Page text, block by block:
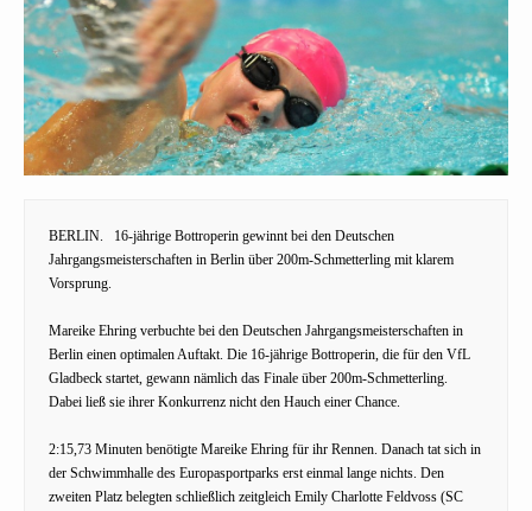
BERLIN.
16-jährige Bottroperin gewinnt bei den Deutschen
Jahrgangsmeisterschaften in Berlin über 200m-Schmetterling mit klarem
Vorsprung.
Mareike Ehring verbuchte bei den Deutschen Jahrgangsmeisterschaften in
Berlin einen optimalen Auftakt. Die 16-jährige Bottroperin, die für den VfL
Gladbeck startet, gewann nämlich das Finale über 200m-Schmetterling.
Dabei ließ sie ihrer Konkurrenz nicht den Hauch einer Chance.
2:15,73 Minuten benötigte Mareike Ehring für ihr Rennen. Danach tat sich in
der Schwimmhalle des Europasportparks erst einmal lange nichts. Den
zweiten Platz belegten schließlich zeitgleich Emily Charlotte Feldvoss (SC